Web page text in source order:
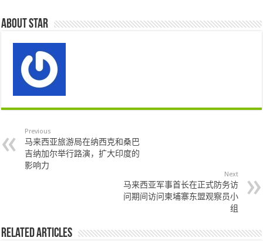
About star
Previous
马来西亚旅游局在纳西克和桑巴
吉纳加尔举行路演，扩大印度的
影响力
Next
马来西亚军事​​首长在正式防务访
问期间访问柬埔寨东盟观察员小
组
Related Articles